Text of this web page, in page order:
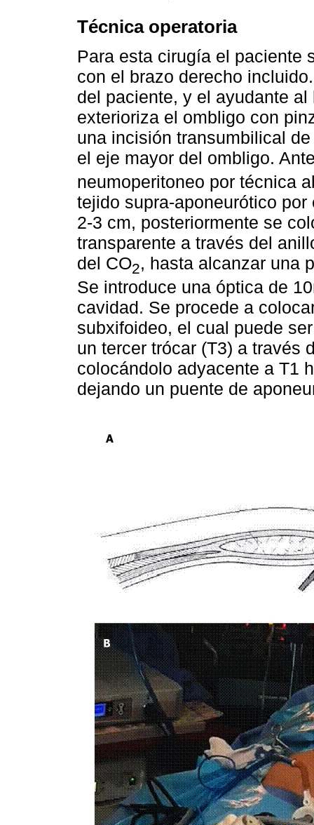
Técnica operatoria
Para esta cirugía el paciente
con el brazo derecho
del paciente, y el ayudante
exterioriza el ombligo con
una incisión transumbilical
el eje mayor del ombligo.
neumoperitoneo por técnica
tejido supra-aponeurótico
2-3 cm, posteriormente se
transparente a través del
del CO2, hasta alcanzar una
Se introduce una óptica de
cavidad. Se procede a
subxifoideo, el cual puede
un tercer trócar (T3) a través
colocándolo adyacente a T1
dejando un puente de